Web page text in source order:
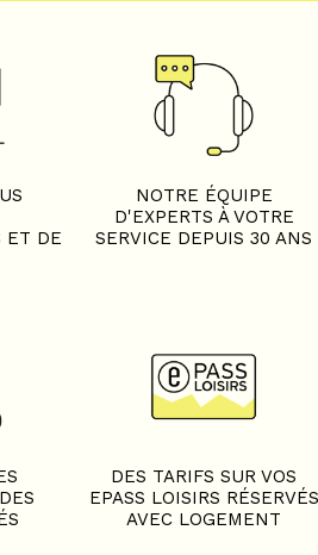
ET DE
NOTRE ÉQUIPE
D'EXPERTS À VOTRE
SERVICE DEPUIS 30 ANS
DES TARIFS SUR VOS
EPASS LOISIRS RÉSERVÉS
AVEC LOGEMENT